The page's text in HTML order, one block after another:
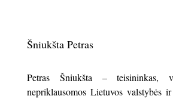
Šniukšta Petras
Petras Šniukšta – teisininkas,
nepriklausomos Lietuvos valstybės